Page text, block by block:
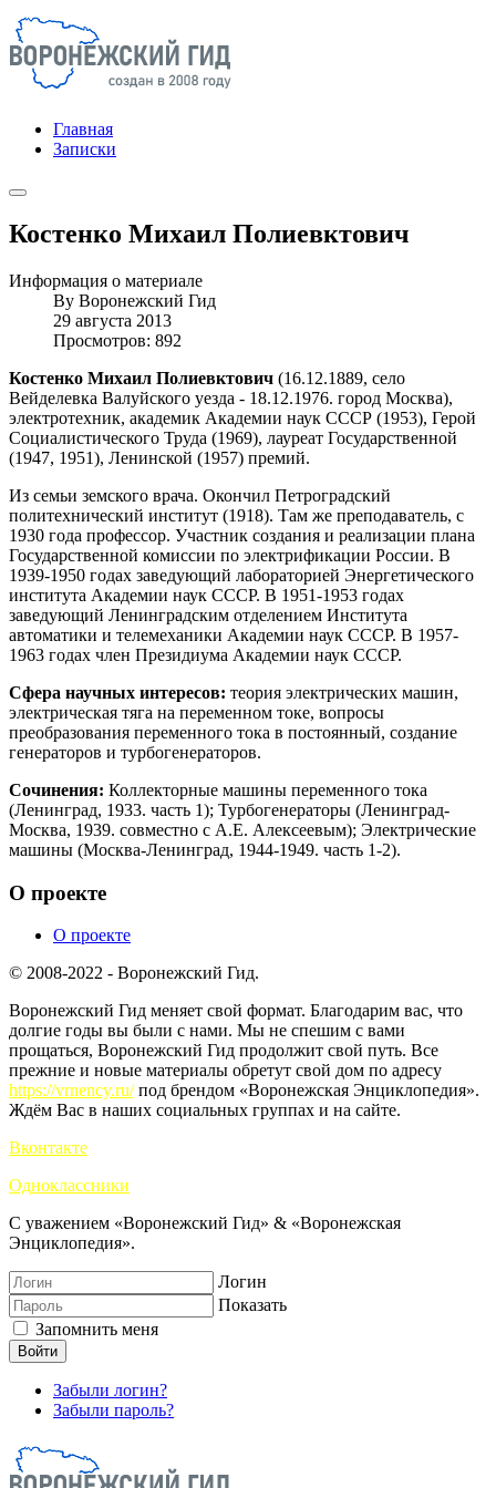
Главная
Записки
Костенко Михаил Полиевктович
Информация о материале
By Воронежский Гид
29 августа 2013
Просмотров: 892
Костенко Михаил Полиевктович (16.12.1889, село
Вейделевка Валуйского уезда - 18.12.1976. город Москва),
электротехник, академик Академии наук СССР (1953), Герой
Социалистического Труда (1969), лауреат Государственной
(1947, 1951), Ленинской (1957) премий.
Из семьи земского врача. Окончил Петроградский
политехнический институт (1918). Там же преподаватель, с
1930 года профессор. Участник создания и реализации плана
Государственной комиссии по электрификации России. В
1939-1950 годах заведующий лабораторией Энергетического
института Академии наук СССР. В 1951-1953 годах
заведующий Ленинградским отделением Института
автоматики и телемеханики Академии наук СССР. В 1957-
1963 годах член Президиума Академии наук СССР.
Сфера научных интересов: теория электрических машин,
электрическая тяга на переменном токе, вопросы
преобразования переменного тока в постоянный, создание
генераторов и турбогенераторов.
Сочинения: Коллекторные машины переменного тока
(Ленинград, 1933. часть 1); Турбогенераторы (Ленинград-
Москва, 1939. совместно с А.Е. Алексеевым); Электрические
машины (Москва-Ленинград, 1944-1949. часть 1-2).
О проекте
О проекте
© 2008-2022 - Воронежский Гид.
Воронежский Гид меняет свой формат. Благодарим вас, что
долгие годы вы были с нами. Мы не спешим с вами
прощаться, Воронежский Гид продолжит свой путь. Все
прежние и новые материалы обретут свой дом по адресу
https://vrnency.ru/под брендом «Воронежская Энциклопедия».
Ждём Вас в наших социальных группах и на сайте.
Вконтакте
Одноклассники
С уважением «Воронежский Гид» & «Воронежская
Энциклопедия».
Логин
Показать
Запомнить меня
Войти
Забыли логин?
Забыли пароль?